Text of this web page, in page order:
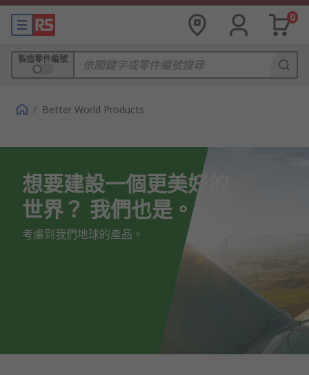
0
製造零件編號
/ Better World Products
想要建設一個更美好的
世界？ 我們也是。
考慮到我們地球的產品。